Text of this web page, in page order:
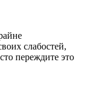
слабостей,
переждите это